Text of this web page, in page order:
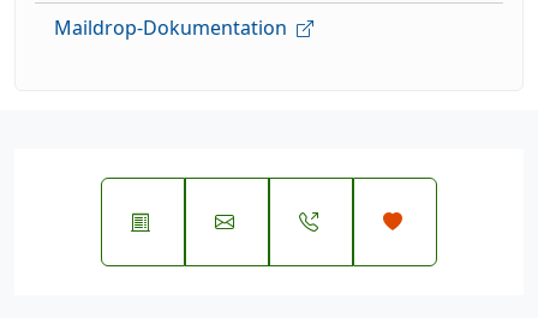
Maildrop-Dokumentation